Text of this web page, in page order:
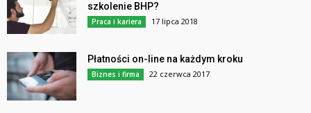
szkolenie BHP?
Praca i kariera 17 lipca 2018
Płatności on-line na każdym kroku
Biznes i firma 22 czerwca 2017